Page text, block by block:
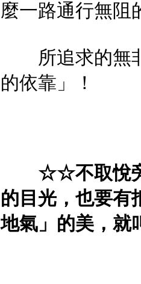
麼一路通行無阻
所追求的無非
的依靠」！
☆☆不取悅旁
的目光，也要有
地氣」的美，